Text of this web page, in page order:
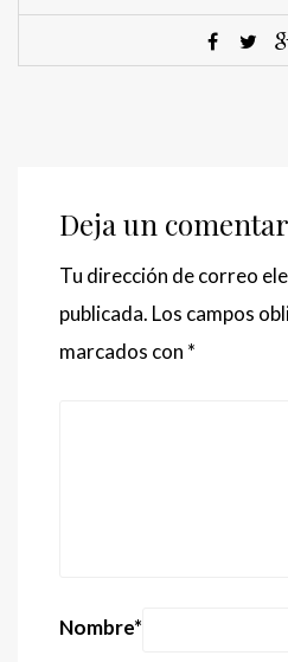
Deja un
Tu dirección de correo
publicada. Los campos
marcados con *
Nombre*